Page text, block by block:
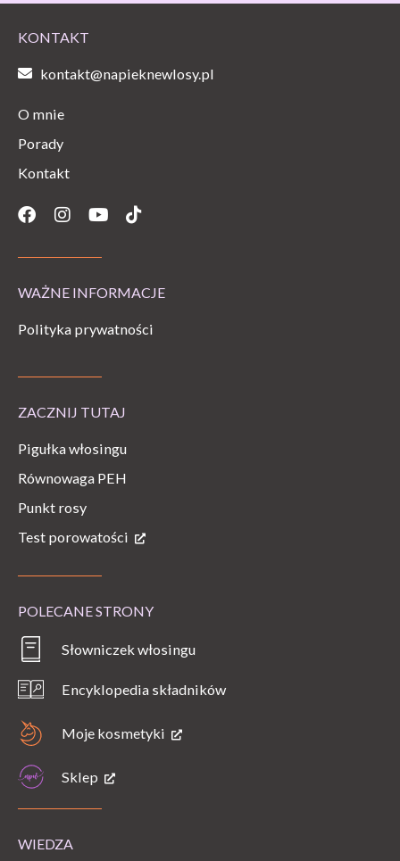
KONTAKT
kontakt@napieknewlosy.pl
O mnie
Porady
Kontakt
Facebook
Instagram
YoutubeTiktok
WAŻNE INFORMACJE
Polityka prywatności
ZACZNIJ TUTAJ
Pigułka włosingu
Równowaga PEH
Punkt rosy
Test porowatości
POLECANE STRONY
Słowniczek włosingu
Encyklopedia składników
Moje kosmetyki
Sklep
WIEDZA